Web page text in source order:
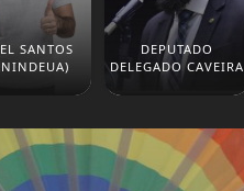
SANTOS
DEPUTADO
DELEGADO CAVEIRA